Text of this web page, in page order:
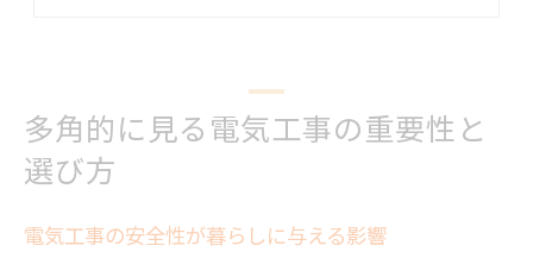
住宅や工場で求められる電気工事の実態
住宅で必要な電気工事の具体例と注意点
電気工事で実現する快適な空間づくり
多角的に見る電気工事の重要性と
選び方
電気工事の安全性が暮らしに与える影響